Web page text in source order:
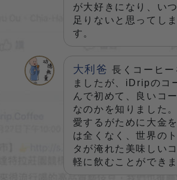
が大好きになり、い
足りないと思ってし
す。
大利爸長くコーヒー
ましたが、iDripのコ
んで初めて、良いコ
なのかを知りました
愛するがために大金
は全くなく、世界の
タが淹れた美味しい
軽に飲むことができま